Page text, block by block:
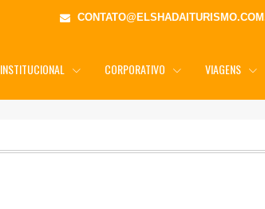
INSTITUCIONAL CORPORATIVO VIAGENS